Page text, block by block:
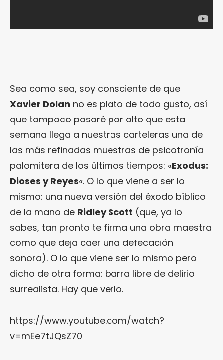
Sea como sea, soy consciente de que
Xavier Dolan no es plato de todo gusto, así
que tampoco pasaré por alto que esta
semana llega a nuestras carteleras una de
las más refinadas muestras de psicotronía
palomitera de los últimos tiempos: «Exodus:
Dioses y Reyes«. O lo que viene a ser lo
mismo: una nueva versión del éxodo bíblico
de la mano de Ridley Scott (que, ya lo
sabes, tan pronto te firma una obra maestra
como que deja caer una defecación
sonora). O lo que viene ser lo mismo pero
dicho de otra forma: barra libre de delirio
surrealista. Hay que verlo.
https://www.youtube.com/watch?
v=mEe7tJQsZ70